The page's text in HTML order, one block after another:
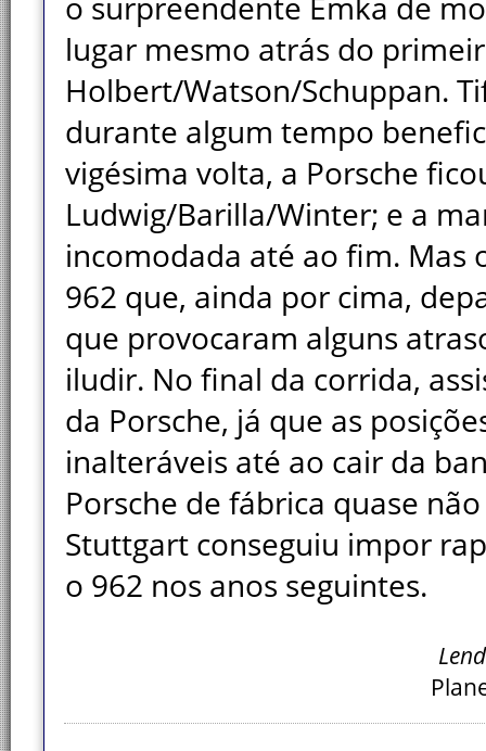
lugar mesmo atrás do
Holbert/Watson/Schuppan.
durante algum tempo
vigésima volta, a Porsche
Ludwig/Barilla/Winter; e a
incomodada até ao fim. Mas
962 que, ainda por cima,
que provocaram alguns
iludir. No final da corrida,
da Porsche, já que as
inalteráveis até ao cair da
Porsche de fábrica quase
Stuttgart conseguiu impor
o 962 nos anos seguintes.